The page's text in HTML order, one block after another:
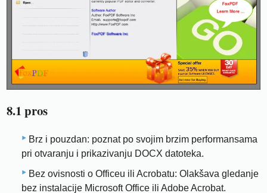
8.1 pros
Brz i pouzdan: poznat po svojim brzim performansama
pri otvaranju i prikazivanju DOCX datoteka.
Bez ovisnosti o Officeu ili Acrobatu: Olakšava gledanje
bez instalacije Microsoft Office ili Adobe Acrobat.